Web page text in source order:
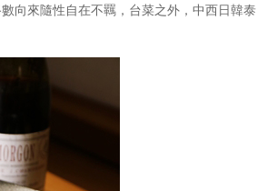
向來隨性自在不羈，台菜之外，中西日韓泰